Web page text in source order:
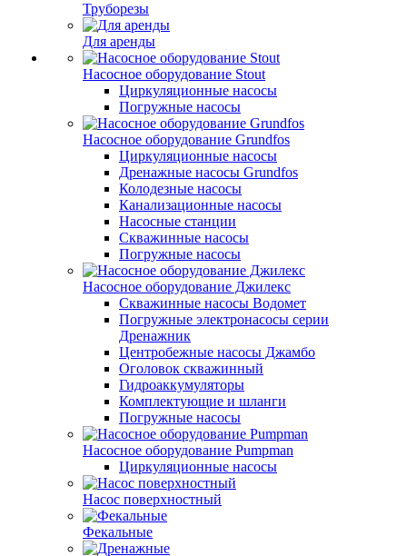
Труборезы
Для аренды
Насосное оборудование Stout
Циркуляционные насосы
Погружные насосы
Насосное оборудование Grundfos
Циркуляционные насосы
Дренажные насосы Grundfos
Колодезные насосы
Канализационные насосы
Насосные станции
Скважинные насосы
Погружные насосы
Насосное оборудование Джилекс
Скважинные насосы Водомет
Погружные электронасосы серии
Дренажник
Центробежные насосы Джамбо
Оголовок скважинный
Гидроаккумуляторы
Комплектующие и шланги
Погружные насосы
Насосное оборудование Pumpman
Циркуляционные насосы
Насос поверхностный
Фекальные